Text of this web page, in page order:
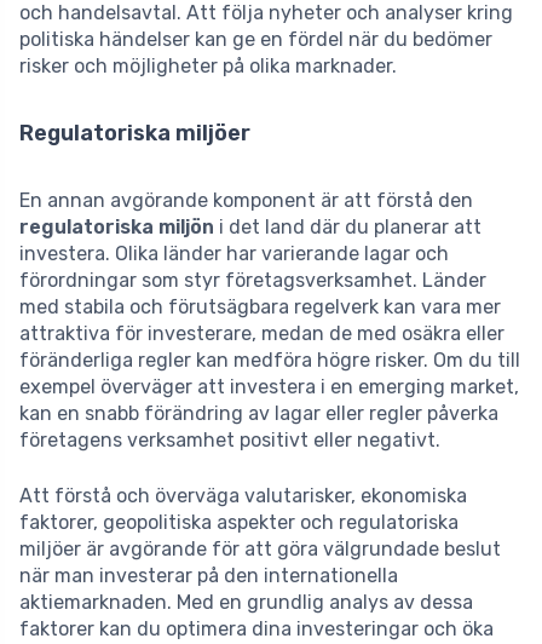
och handelsavtal. Att följa nyheter och analyser kring
politiska händelser kan ge en fördel när du bedömer
risker och möjligheter på olika marknader.
Regulatoriska miljöer
En annan avgörande komponent är att förstå den
regulatoriska miljön i det land där du planerar att
investera. Olika länder har varierande lagar och
förordningar som styr företagsverksamhet. Länder
med stabila och förutsägbara regelverk kan vara mer
attraktiva för investerare, medan de med osäkra eller
föränderliga regler kan medföra högre risker. Om du till
exempel överväger att investera i en emerging market,
kan en snabb förändring av lagar eller regler påverka
företagens verksamhet positivt eller negativt.
Att förstå och överväga valutarisker, ekonomiska
faktorer, geopolitiska aspekter och regulatoriska
miljöer är avgörande för att göra välgrundade beslut
när man investerar på den internationella
aktiemarknaden. Med en grundlig analys av dessa
faktorer kan du optimera dina investeringar och öka